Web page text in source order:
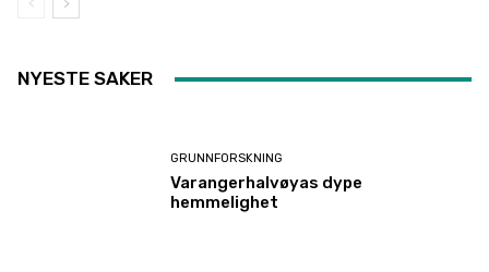
NYESTE SAKER
GRUNNFORSKNING
Varangerhalvøyas dype
hemmelighet